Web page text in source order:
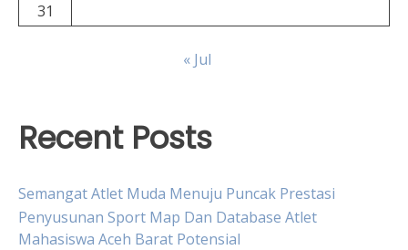
31
« Jul
Recent Posts
Semangat Atlet Muda Menuju Puncak Prestasi
Penyusunan Sport Map Dan Database Atlet
Mahasiswa Aceh Barat Potensial